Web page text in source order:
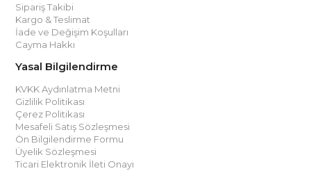
Sipariş Takibi
Kargo & Teslimat
İade ve Değişim Koşulları
Cayma Hakkı
Yasal Bilgilendirme
KVKK Aydınlatma Metni
Gizlilik Politikası
Çerez Politikası
Mesafeli Satış Sözleşmesi
Ön Bilgilendirme Formu
Üyelik Sözleşmesi
Ticari Elektronik İleti Onayı